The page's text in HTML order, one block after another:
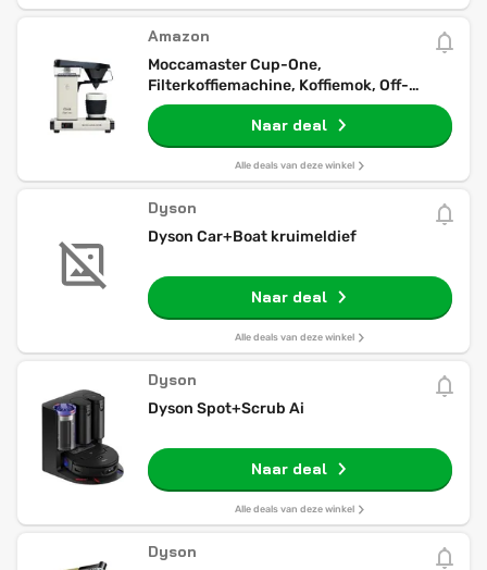
Amazon
Moccamaster Cup-One,
Filterkoffiemachine, Koffiemok, Off-
White, 0.33L
Naar deal
Alle deals van deze winkel
Dyson
Dyson Car+Boat kruimeldief
Naar deal
Alle deals van deze winkel
Dyson
Dyson Spot+Scrub Ai
Naar deal
Alle deals van deze winkel
Dyson